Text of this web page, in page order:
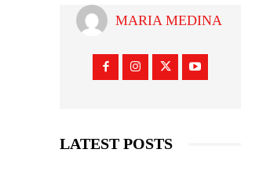
MARIA MEDINA
LATEST POSTS